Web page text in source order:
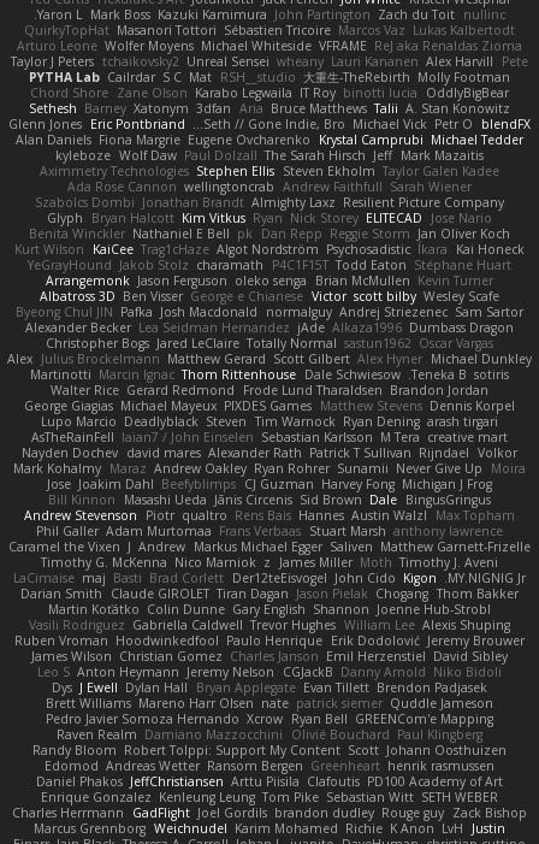
nullinc
Zach du Toit
John Partington
Kazuki Kamimura
Mark Boss
Yaron L.
Lukas Kalbertodt
Marcos Vaz
Sébastien Tricoire
Masanori Tottori
QuirkyTopHat
ReJ aka Renaldas Zioma
VFRAME
Michael Whiteside
Wolfer Moyens
Arturo Leone
Pete
Alex Harvill
Lauri Kananen
wheany
Unreal Sensei
tchaikovsky2
Taylor J Peters
Molly Footman
大重生-TheRebirth
RSH__studio
Mat
S C
Cailrdar
PYTHA Lab
OddlyBigBear
binotti lucia
IT Roy
Karabo Legwaila
Zane Olson
Chord Shore
A. Stan Konowitz
Talii
Bruce Matthews
Aria
3dfan
Xatonym
Barney
Sethesh
blendFX
Petr O
Michael Vick
Seth // Gone Indie, Bro...
Eric Pontbriand
Glenn Jones
Michael Tedder
Krystal Camprubi
Eugene Ovcharenko
Fiona Margrie
Alan Daniels
Mark Mazaitis
Jeff
The Sarah Hirsch
Paul Dolzall
Wolf Daw
kyleboze
Taylor Galen Kadee
Steven Ekholm
Stephen Ellis
Aximmetry Technologies
Sarah Wiener
Andrew Faithfull
wellingtoncrab
Ada Rose Cannon
Resilient Picture Company
Almighty Laxz
Jonathan Brandt
Szabolcs Dombi
Jose Nario
ELITECAD
Nick Storey
Ryan
Kim Vitkus
Bryan Halcott
Glyph
Jan Oliver Koch
Reggie Storm
Dan Repp
pk
Nathaniel E Bell
Benita Winckler
Kai Honeck
Íkara
Psychosadistic
Algot Nordström
Trag1cHaze
KaiCee
Kurt Wilson
Stéphane Huart
Todd Eaton
P4C1F15T
charamath
Jakob Stolz
YeGrayHound
Kevin Turner
Brian McMullen
oleko senga
Jason Ferguson
Arrangemonk
Wesley Scafe
scott bilby
Victor
George e Chianese
Ben Visser
Albatross 3D
Sam Sartor
Andrej Striezenec
normalguy
Josh Macdonald
Pafka
Byeong Chul JIN
Dumbass Dragon
Alkaza1996
jAde
Lea Seidman Hernandez
Alexander Becker
Oscar Vargas
sastun1962
Totally Normal
Jared LeClaire
Christopher Bogs
Michael Dunkley
Alex Hyner
Scott Gilbert
Matthew Gerard
Julius Brockelmann
Alex
sotiris
Teneka B.
Dale Schwiesow
Thom Rittenhouse
Marcin Ignac
Martinotti
Brandon Jordan
Frode Lund Tharaldsen
Gerard Redmond
Walter Rice
Dennis Korpel
Matthew Stevens
PIXDES Games
Michael Mayeux
George Giagias
arash tirgari
Ryan Dening
Tim Warnock
Steven
Deadlyblack
Lupo Marcio
creative mart
M Tera
Sebastian Karlsson
Iaian7 / John Einselen
AsTheRainFell
Volkor
Rijndael
Patrick T Sullivan
Alexander Rath
david mares
Nayden Dochev
Moira
Never Give Up
Sunamii
Ryan Rohrer
Andrew Oakley
Maraz
Mark Kohalmy
Michigan J Frog
Harvey Fong
CJ Guzman
Beefyblimps
Joakim Dahl
Jose
BingusGringus
Dale
Sid Brown
Jānis Circenis
Masashi Ueda
Bill Kinnon
Max Topham
Austin Walzl
Hannes
Rens Bais
qualtro
Piotr
Andrew Stevenson
anthony lawrence
Stuart Marsh
Frans Verbaas
Adam Murtomaa
Phil Galler
Matthew Garnett-Frizelle
Saliven
Markus Michael Egger
Andrew
J
Caramel the Vixen
Timothy J. Aveni
Moth
James Miller
z
Nico Marniok
Timothy G. McKenna
MY.NIGNIG Jr.
Kigon
John Cido
Der12teEisvogel
Brad Corlett
Basti
maj
LaCimaise
Thom Bakker
Chogang
Jason Pielak
Tiran Dagan
Claude GIROLET
Darian Smith
Joenne Hub-Strobl
Shannon
Gary English
Colin Dunne
Martin Koťátko
Alexis Shuping
William Lee
Trevor Hughes
Gabriella Caldwell
Vasili Rodriguez
Jeremy Brouwer
Erik Dodolović
Paulo Henrique
Hoodwinkedfool
Ruben Vroman
David Sibley
Emil Herzenstiel
Charles Janson
Christian Gomez
James Wilson
Niko Bidoli
Danny Arnold
CGJackB
Jeremy Nelson
Anton Heymann
Leo S
Brendon Padjasek
Evan Tillett
Bryan Applegate
Dylan Hall
J Ewell
Dys
Quddle Jameson
patrick siemer
nate
Mareno Harr Olsen
Brett Williams
GREENCom'e Mapping
Ryan Bell
Xcrow
Pedro Javier Somoza Hernando
Paul Klingberg
Olivié Bouchard
Damiano Mazzocchini
Raven Realm
Johann Oosthuizen
Scott
Robert Tolppi: Support My Content
Randy Bloom
henrik rasmussen
Greenheart
Ransom Bergen
Andreas Wetter
Edomod
PD100 Academy of Art
Clafoutis
Arttu Piisila
JeffChristiansen
Daniel Phakos
SETH WEBER
Sebastian Witt
Tom Pike
Kenleung Leung
Enrique Gonzalez
Zack Bishop
Rouge guy
brandon dudley
Joel Gordils
GadFlight
Charles Herrmann
Justin
LvH
K Anon
Richie
Karim Mohamed
Weichnudel
Marcus Grennborg